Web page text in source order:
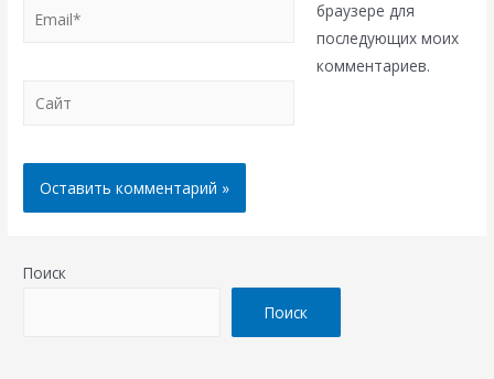
Email*
Сайт
браузере для
последующих моих
комментариев.
Поиск
Поиск